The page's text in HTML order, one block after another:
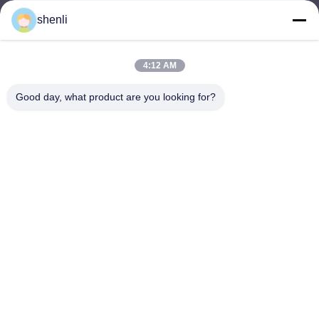
shenli@shenlirigging.com
shenli
4:12 AM
Good day, what product are you looking for?